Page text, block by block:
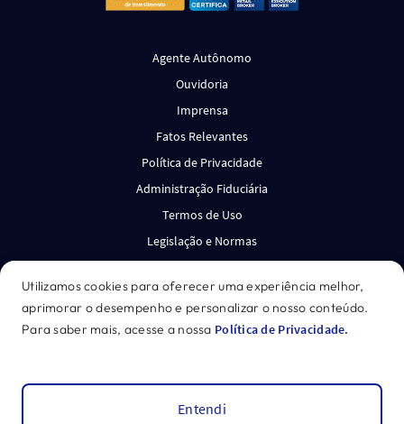
Utilizamos cookies para oferecer uma experiência melhor,
aprimorar o desempenho e personalizar o nosso conteúdo.
Para saber mais, acesse a nossa Política de Privacidade.
Entendi
Agente Autônomo
Ouvidoria
Imprensa
Fatos Relevantes
Política de Privacidade
Administração Fiduciária
Termos de Uso
Legislação e Normas
*Acesse o disclaimer.
©2026Genial